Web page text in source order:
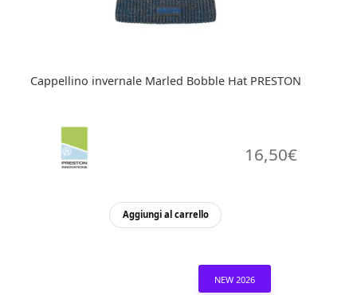
Cappellino invernale Marled Bobble Hat PRESTON
16,50€
Aggiungi al carrello
NEW 2026